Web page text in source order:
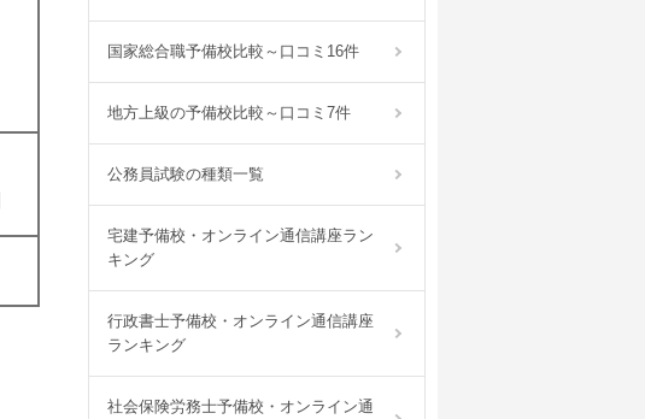
国家総合職予備校比較～口コミ16件
地方上級の予備校比較～口コミ7件
公務員試験の種類一覧
宅建予備校・オンライン通信講座ラン
キング
行政書士予備校・オンライン通信講座
ランキング
社会保険労務士予備校・オンライン通